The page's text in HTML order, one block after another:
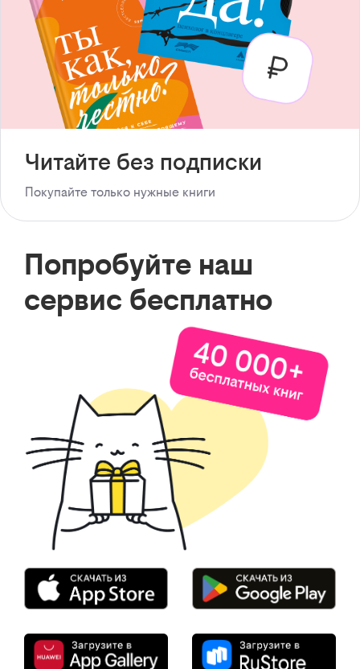
Читайте без подписки
Покупайте только нужные книги
Попробуйте наш
сервис бесплатно